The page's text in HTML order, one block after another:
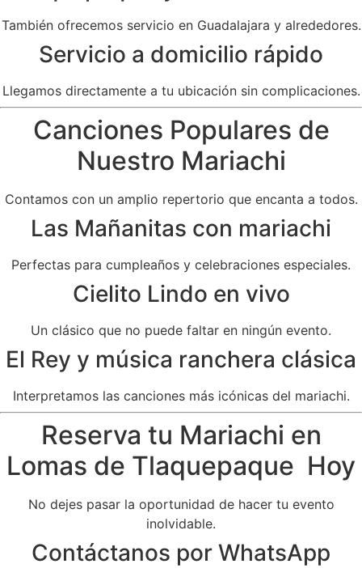
También ofrecemos servicio en Guadalajara y alrededores.
Servicio a domicilio rápido
Llegamos directamente a tu ubicación sin complicaciones.
Canciones Populares de
Nuestro Mariachi
Contamos con un amplio repertorio que encanta a todos.
Las Mañanitas con mariachi
Perfectas para cumpleaños y celebraciones especiales.
Cielito Lindo en vivo
Un clásico que no puede faltar en ningún evento.
El Rey y música ranchera clásica
Interpretamos las canciones más icónicas del mariachi.
Reserva tu Mariachi en
Lomas de Tlaquepaque Hoy
No dejes pasar la oportunidad de hacer tu evento
inolvidable.
Contáctanos por WhatsApp